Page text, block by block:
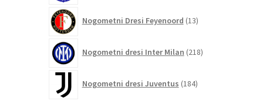
Nogometni Dresi Feyenoord 13izdelkov
Nogometni dresi Inter Milan 218izdelkov
Nogometni dresi Juventus 184izdelkov